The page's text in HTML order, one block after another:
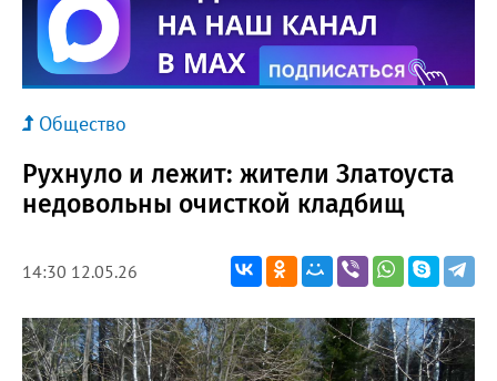
Общество
Рухнуло и лежит: жители Златоуста
недовольны очисткой кладбищ
14:30 12.05.26